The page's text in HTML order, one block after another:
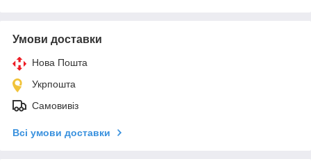
Умови доставки
Нова Пошта
Укрпошта
Самовивіз
Всі умови доставки